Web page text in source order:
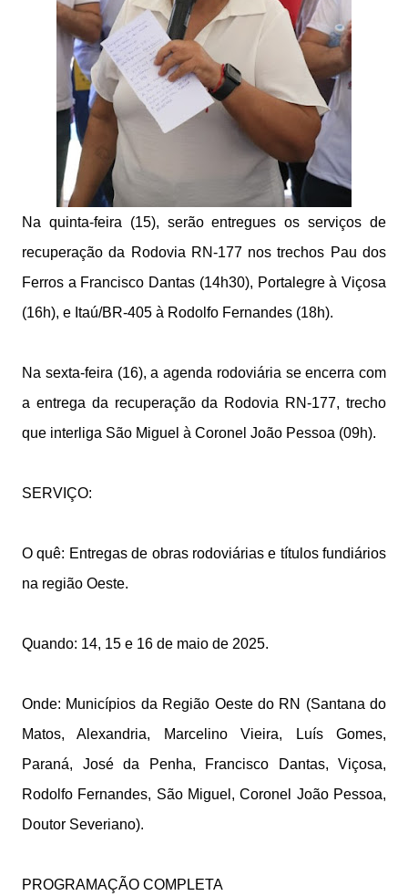
Na quinta-feira (15), serão entregues os serviços de
recuperação da Rodovia RN-177 nos trechos Pau dos
Ferros a Francisco Dantas (14h30), Portalegre à Viçosa
(16h), e Itaú/BR-405 à Rodolfo Fernandes (18h).
Na sexta-feira (16), a agenda rodoviária se encerra com
a entrega da recuperação da Rodovia RN-177, trecho
que interliga São Miguel à Coronel João Pessoa (09h).
SERVIÇO:
O quê: Entregas de obras rodoviárias e títulos fundiários
na região Oeste.
Quando: 14, 15 e 16 de maio de 2025.
Onde: Municípios da Região Oeste do RN (Santana do
Matos, Alexandria, Marcelino Vieira, Luís Gomes,
Paraná, José da Penha, Francisco Dantas, Viçosa,
Rodolfo Fernandes, São Miguel, Coronel João Pessoa,
Doutor Severiano).
PROGRAMAÇÃO COMPLETA